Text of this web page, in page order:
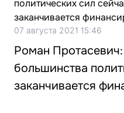
07 августа 2021 15:46
Роман
большинства
заканчивается